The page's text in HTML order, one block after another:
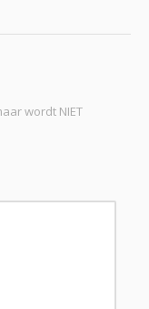
wordt NIET